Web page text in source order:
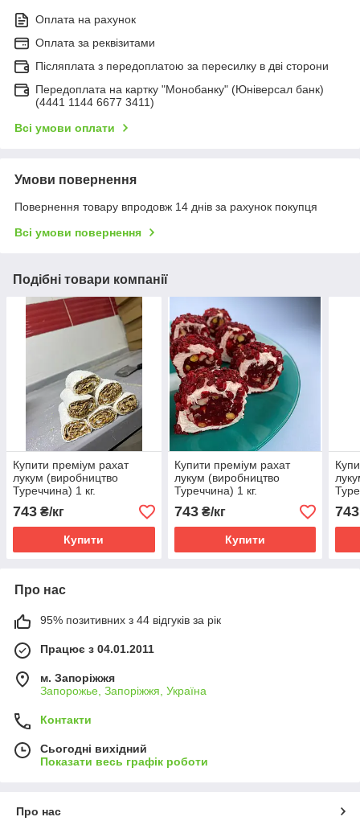
Оплата на рахунок
Оплата за реквізитами
Післяплата з передоплатою за пересилку в дві сторони
Передоплата на картку "Монобанку" (Юніверсал банк)
(4441 1144 6677 3411)
Всі умови оплати
Умови повернення
Повернення товару впродовж 14 днів за рахунок покупця
Всі умови повернення
Подібні товари компанії
Купити преміум рахат
лукум (виробництво
Туреччина) 1 кг.
743 ₴/кг
Купити
Купити преміум рахат
лукум (виробництво
Туреччина) 1 кг.
743₴/кг
Купити
743
Про нас
95% позитивних з 44 відгуків за рік
Працює з 04.01.2011
м. Запоріжжя
Запорожье, Запоріжжя, Україна
Контакти
Сьогодні вихідний
Показати весь графік роботи
Про нас